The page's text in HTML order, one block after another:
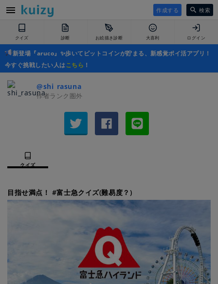
作成する 検索
クイズ 診断 お絵描き診断 大喜利 ログイン
新登場『aruco』✨歩いてビットコインが貯まる、新感覚ポイ活アプリ！
今すぐ挑戦したい人はこちら ！
@shi_rasuna
作者ランク圏外
クイズ
目指せ満点！ #富士急クイズ(難易度？)